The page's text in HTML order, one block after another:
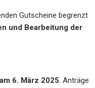
Gutscheine begrenzt
und Bearbeitung der
6. März 2025. Anträge